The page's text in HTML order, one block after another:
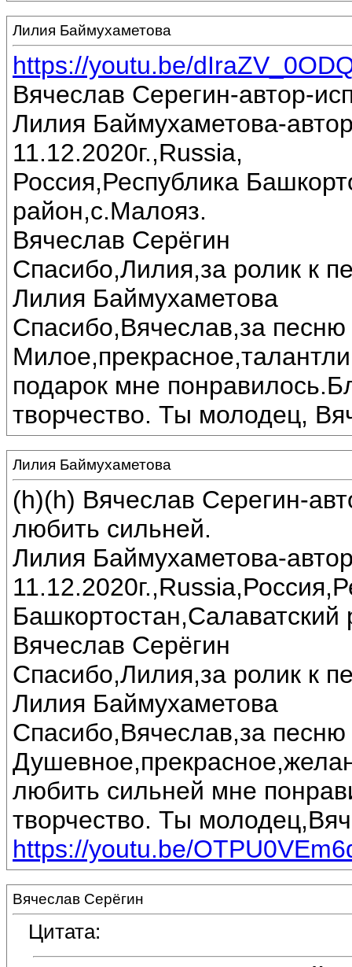
Лилия Баймухаметова
https://youtu.be/
Вячеслав Серегин-автор-
Лилия Баймухаметова-
11.12.2020г.,Russia,
Россия,Республика
район,с.Малояз.
Вячеслав Серёгин
Спасибо,Лилия,за ролик к
Лилия Баймухаметова
Спасибо,Вячеслав,за песню
подарок мне
творчество. Ты молодец,
Лилия Баймухаметова
(h)(h) Вячеслав Серегин-
любить сильней.
Лилия Баймухаметова-
Вячеслав Серёгин
Спасибо,Лилия,за ролик к
Лилия Баймухаметова
Спасибо,Вячеслав,за песню
любить сильней мне
творчество. Ты
https://youtu.be/
Вячеслав Серёгин
Цитата: